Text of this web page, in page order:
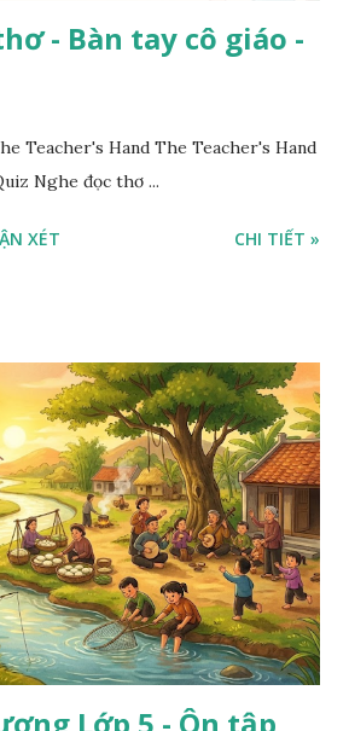
- Bàn tay cô giáo -
Teacher's Hand The Teacher's Hand
Nghe đọc thơ ...
XÉT CHI TIẾT »
Lớp 5 - Ôn tập